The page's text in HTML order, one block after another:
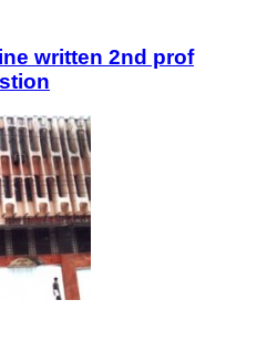
written 2nd prof